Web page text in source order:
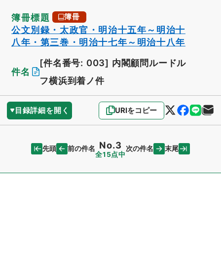
簿冊標題 簿冊
公文別録・太政官・明治十五年～明治十
八年・第三巻・明治十七年～明治十八年
件名
[件名番号: 003] 内閣顧問ルードル
フ横浜到着ノ件
目録詳細を開く URIをコピー
先頭 前の件名 No.3
全15点中
次の件名 末尾